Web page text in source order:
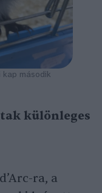
kap második
különleges
ra, a